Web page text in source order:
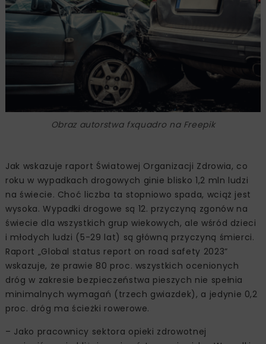
Obraz autorstwa fxquadro na Freepik
Jak wskazuje raport Światowej Organizacji Zdrowia, co
roku w wypadkach drogowych ginie blisko 1,2 mln ludzi
na świecie. Choć liczba ta stopniowo spada, wciąż jest
wysoka. Wypadki drogowe są 12. przyczyną zgonów na
świecie dla wszystkich grup wiekowych, ale wśród dzieci
i młodych ludzi (5-29 lat) są główną przyczyną śmierci.
Raport „Global status report on road safety 2023”
wskazuje, że prawie 80 proc. wszystkich ocenionych
dróg w zakresie bezpieczeństwa pieszych nie spełnia
minimalnych wymagań (trzech gwiazdek), a jedynie 0,2
proc. dróg ma ścieżki rowerowe.
– Jako pracownicy sektora opieki zdrowotnej